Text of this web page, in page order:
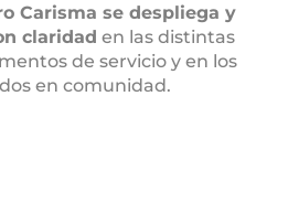
Carisma se despliega y
claridad en las distintas
de servicio y en los
en comunidad.